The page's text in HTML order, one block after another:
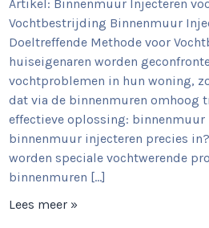
Artikel: Binnenmuur Injecteren
Vochtbestrijding Binnenmuur
Doeltreffende Methode voor
huiseigenaren worden
vochtproblemen in hun woning,
dat via de binnenmuren omhoog
effectieve oplossing: binnenmuur
binnenmuur injecteren precies
worden speciale vochtwerende
binnenmuren […]
Lees meer »